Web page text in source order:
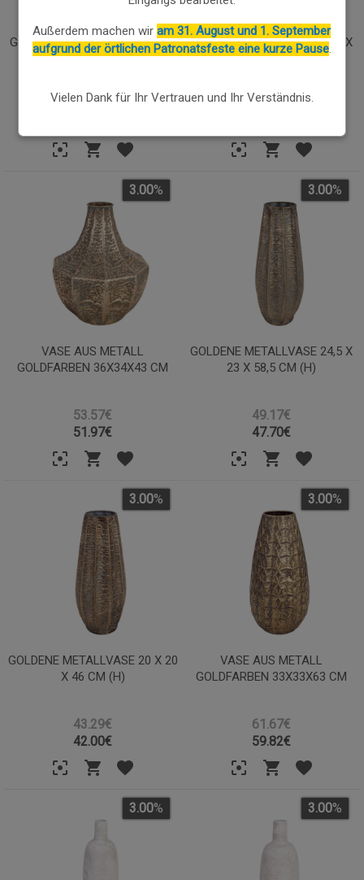
GRAUE METALLVASE 19 X 19 X
90 CM (H)
71.04€
GOLDENE METALLVASE 28,5 X
28,5 X 37 CM (H)
45.93€
VASE AUS METALL
GOLDFARBEN 36X34X43 CM
53.57€
3.00%
51.97€
GOLDENE METALLVASE 24,5 X
23 X 58,5 CM (H)
49.17€
3.00%
47.70€
GOLDENE METALLVASE 20 X 20
X 46 CM (H)
43.29€
3.00%
42.00€
VASE AUS METALL
GOLDFARBEN 33X33X63 CM
61.67€
3.00%
59.82€
3.00% 3.00%
Außerdem machen wiram 31. August und 1. September
aufgrund der örtlichen Patronatsfeste eine kurze Pause.
Vielen Dank für Ihr Vertrauen und Ihr Verständnis.